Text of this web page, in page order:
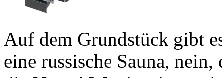
Auf dem Grundstück gibt
eine russische Sauna,